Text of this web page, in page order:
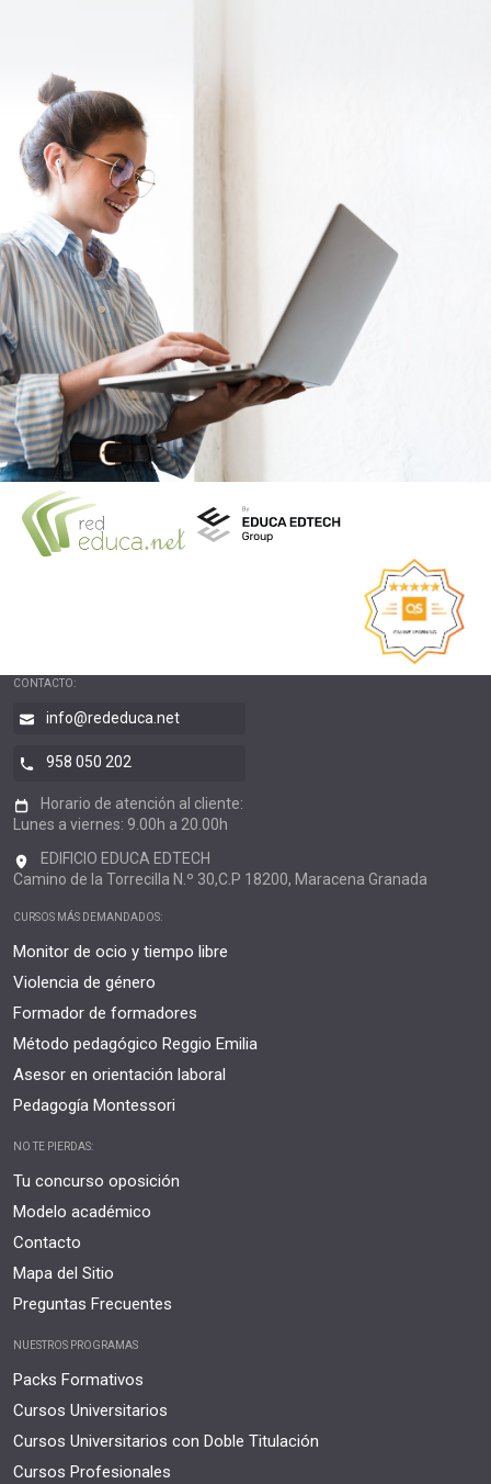
CONTACTO:
info@rededuca.net
958 050 202
Horario de atención al cliente:
Lunes a viernes: 9.00h a 20.00h
EDIFICIO EDUCA EDTECH
Camino de la Torrecilla N.º 30,C.P 18200, Maracena Granada
CURSOS MÁS DEMANDADOS:
Monitor de ocio y tiempo libre
Violencia de género
Formador de formadores
Método pedagógico Reggio Emilia
Asesor en orientación laboral
Pedagogía Montessori
NO TE PIERDAS:
Tu concurso oposición
Modelo académico
Contacto
Mapa del Sitio
Preguntas Frecuentes
NUESTROS PROGRAMAS
Packs Formativos
Cursos Universitarios
Cursos Universitarios con Doble Titulación
Cursos Profesionales